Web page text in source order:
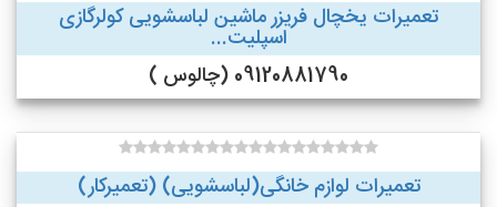
تعمیرات یخچال فریزر ماشین لباسشویی کولرگازی
اسپلیت...
09120881790 (چالوس )
تعمیرات لوازم خانگی(لباسشویی) (تعمیرکار)